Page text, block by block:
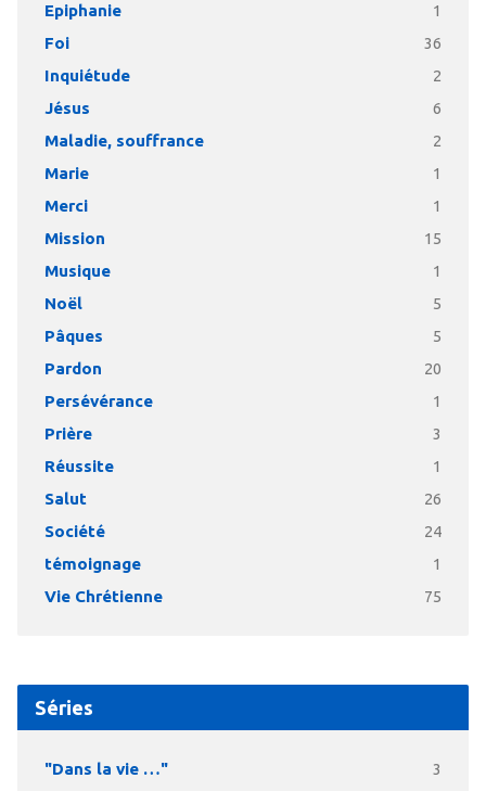
Epiphanie 1
Foi 36
Inquiétude 2
Jésus 6
Maladie, souffrance 2
Marie 1
Merci 1
Mission 15
Musique 1
Noël 5
Pâques 5
Pardon 20
Persévérance 1
Prière 3
Réussite 1
Salut 26
Société 24
témoignage 1
Vie Chrétienne 75
Séries
"Dans la vie …" 3